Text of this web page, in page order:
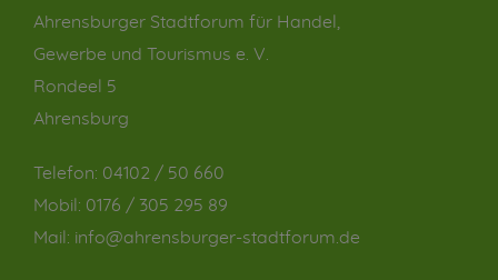
Ahrensburger Stadtforum für Handel,
Gewerbe und Tourismus e. V.
Rondeel 5
Ahrensburg
Telefon: 04102 / 50 660
Mobil: 0176 / 305 295 89
Mail: info@ahrensburger-stadtforum.de